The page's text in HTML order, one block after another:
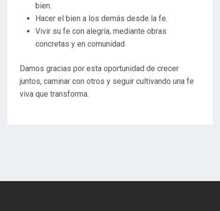
bien.
Hacer el bien a los demás desde la fe.
Vivir su fe con alegría, mediante obras
concretas y en comunidad.
Damos gracias por esta oportunidad de crecer
juntos, caminar con otros y seguir cultivando una fe
viva que transforma.